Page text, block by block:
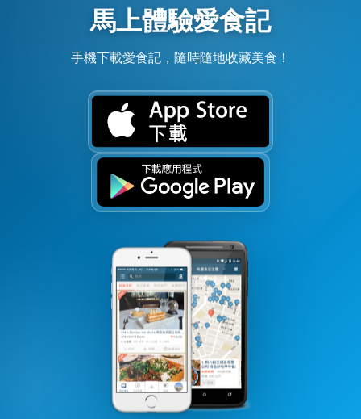
馬上體驗愛食記
手機下載愛食記，隨時隨地收藏美食！